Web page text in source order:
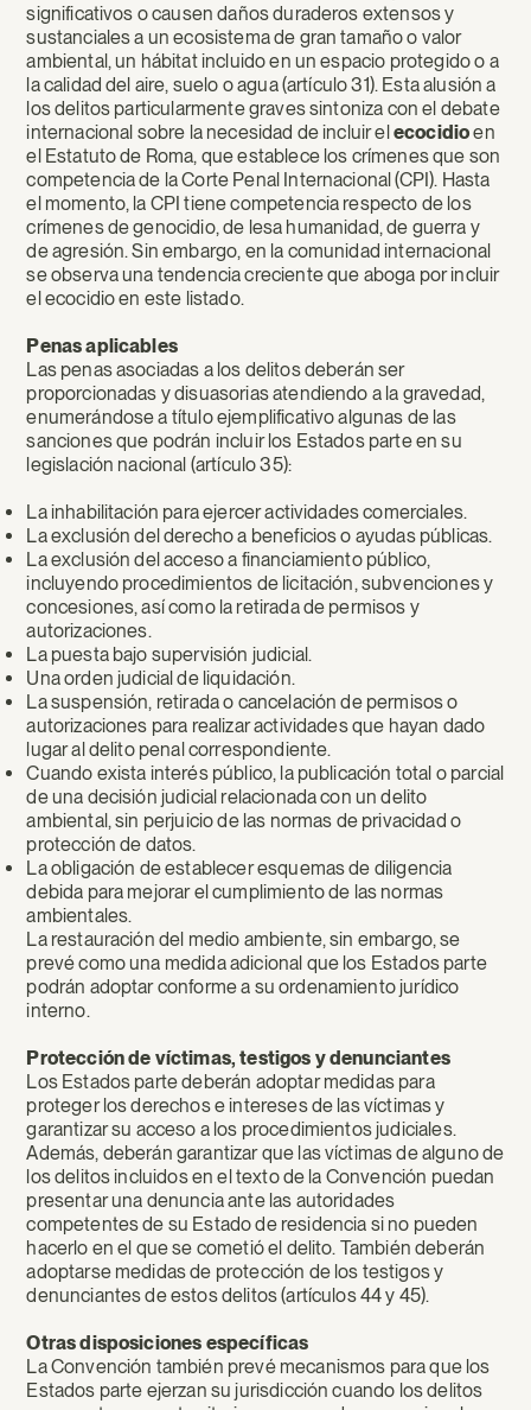
significativos o causen daños duraderos extensos y
sustanciales a un ecosistema de gran tamaño o valor
ambiental, un hábitat incluido en un espacio protegido o a
la calidad del aire, suelo o agua (artículo 31). Esta alusión a
los delitos particularmente graves sintoniza con el debate
internacional sobre la necesidad de incluir el ecocidioen
el Estatuto de Roma, que establece los crímenes que son
competencia de la Corte Penal Internacional (CPI). Hasta
el momento, la CPI tiene competencia respecto de los
crímenes de genocidio, de lesa humanidad, de guerra y
de agresión. Sin embargo, en la comunidad internacional
se observa una tendencia creciente que aboga por incluir
el ecocidio en este listado.
Penas aplicables
Las penas asociadas a los delitos deberán ser
proporcionadas y disuasorias atendiendo a la gravedad,
enumerándose a título ejemplificativo algunas de las
sanciones que podrán incluir los Estados parte en su
legislación nacional (artículo 35):
La inhabilitación para ejercer actividades comerciales.
La exclusión del derecho a beneficios o ayudas públicas.
La exclusión del acceso a financiamiento público,
incluyendo procedimientos de licitación, subvenciones y
concesiones, así como la retirada de permisos y
autorizaciones.
La puesta bajo supervisión judicial.
Una orden judicial de liquidación.
La suspensión, retirada o cancelación de permisos o
autorizaciones para realizar actividades que hayan dado
lugar al delito penal correspondiente.
Cuando exista interés público, la publicación total o parcial
de una decisión judicial relacionada con un delito
ambiental, sin perjuicio de las normas de privacidad o
protección de datos.
La obligación de establecer esquemas de diligencia
debida para mejorar el cumplimiento de las normas
ambientales.
La restauración del medio ambiente, sin embargo, se
prevé como una medida adicional que los Estados parte
podrán adoptar conforme a su ordenamiento jurídico
interno.
Protección de víctimas, testigos y denunciantes
Los Estados parte deberán adoptar medidas para
proteger los derechos e intereses de las víctimas y
garantizar su acceso a los procedimientos judiciales.
Además, deberán garantizar que las víctimas de alguno de
los delitos incluidos en el texto de la Convención puedan
presentar una denuncia ante las autoridades
competentes de su Estado de residencia si no pueden
hacerlo en el que se cometió el delito. También deberán
adoptarse medidas de protección de los testigos y
denunciantes de estos delitos (artículos 44 y 45).
Otras disposiciones específicas
La Convención también prevé mecanismos para que los
Estados parte ejerzan su jurisdicción cuando los delitos